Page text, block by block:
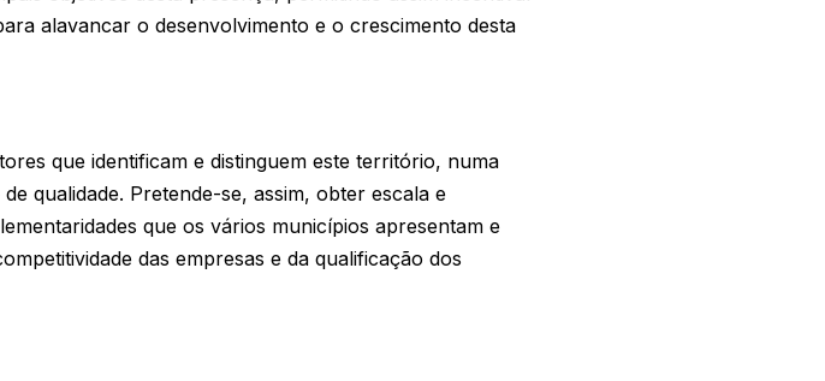
alavancar o desenvolvimento e o crescimento desta
que identificam e distinguem este território, numa
qualidade. Pretende-se, assim, obter escala e
que os vários municípios apresentam e
das empresas e da qualificação dos